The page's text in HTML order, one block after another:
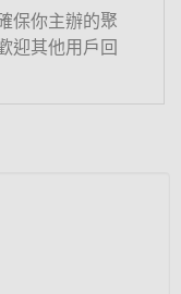
保你主辦的聚
迎其他用戶回